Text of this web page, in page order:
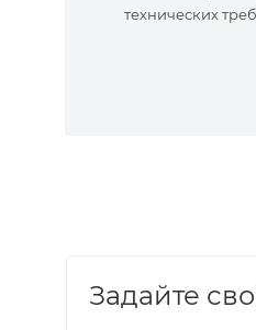
технических
Задайте